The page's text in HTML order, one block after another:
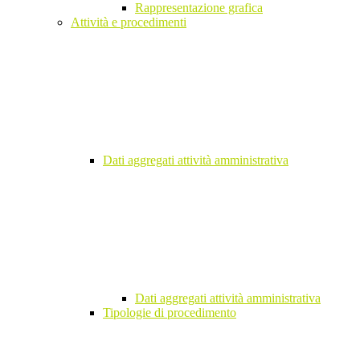
Rappresentazione grafica
Attività e procedimenti
Dati aggregati attività amministrativa
Dati aggregati attività amministrativa
Tipologie di procedimento